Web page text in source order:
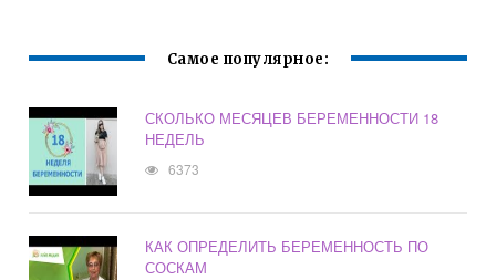
Самое популярное:
СКОЛЬКО МЕСЯЦЕВ БЕРЕМЕННОСТИ 18
НЕДЕЛЬ
6373
КАК ОПРЕДЕЛИТЬ БЕРЕМЕННОСТЬ ПО
СОСКАМ